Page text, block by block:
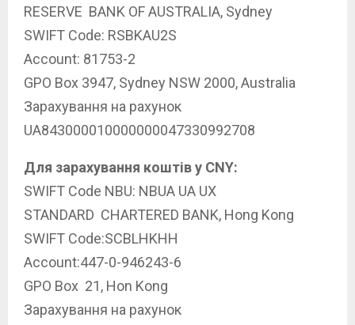
RESERVE BANK OF AUSTRALIA, Sydney
SWIFT Code: RSBKAU2S
Account: 81753-2
GPO Box 3947, Sydney NSW 2000, Australia
Зарахування на рахунок
UA843000010000000047330992708
Для зарахування коштів у CNY:
SWIFT Code NBU: NBUA UA UX
STANDARD CHARTERED BANK, Hong Kong
SWIFT Code:SCBLHKHH
Account:447-0-946243-6
GPO Box 21, Hon Kong
Зарахування на рахунок